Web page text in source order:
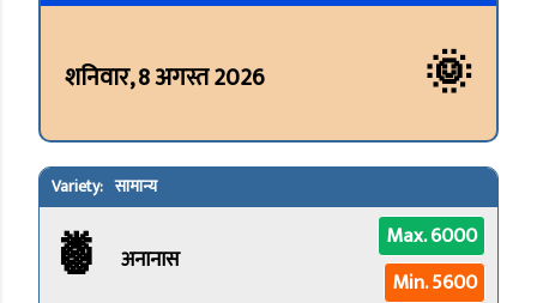
शनिवार, 8 अगस्त 2026 🌞
सामान्य
🍍 अनानास
Max. 6000
Min. 5600